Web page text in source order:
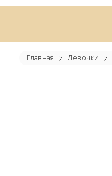
Главная Девочки